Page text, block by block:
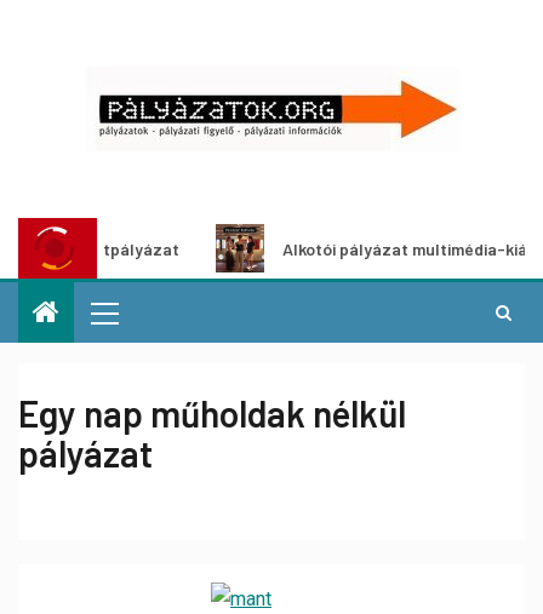
ötletpályázat Alkotói pályázat multimédia-kiállításhoz
Egy nap műholdak nélkül
pályázat